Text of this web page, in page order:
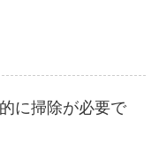
に掃除が必要で